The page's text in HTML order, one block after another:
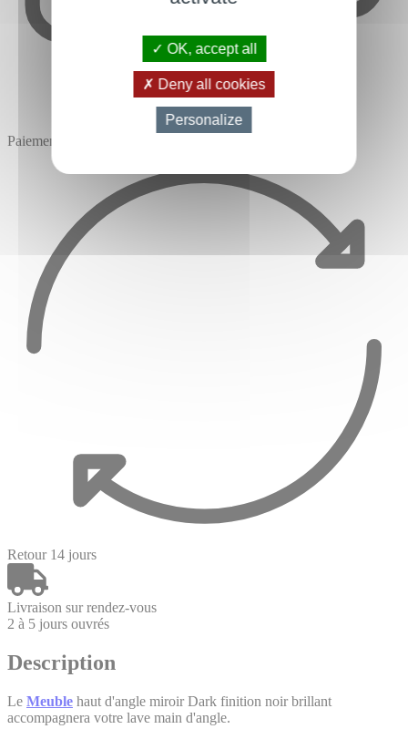
Paiement sécurisé
Retour 14 jours
Livraison sur rendez-vous
2 à 5 jours ouvrés
Description
Le Meuble haut d'angle miroir Dark finition noir brillant
accompagnera votre lave main d'angle.
OK, accept all
Deny all cookies
Personalize